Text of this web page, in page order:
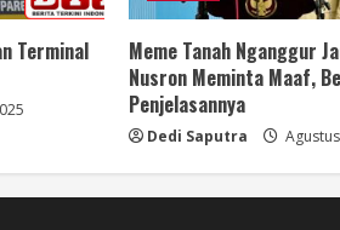
Terminal
Meme Tanah Nganggur
Nusron Meminta Maaf,
Penjelasannya
Dedi Saputra